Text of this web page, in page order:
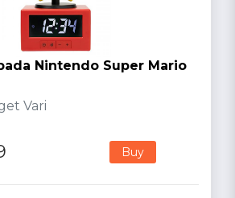
Nintendo Super Mario
Vari
Buy